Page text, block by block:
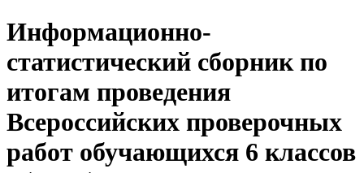
Информационно-
статистический сборник по
итогам проведения
Всероссийских проверочных
работ обучающихся 6 классов